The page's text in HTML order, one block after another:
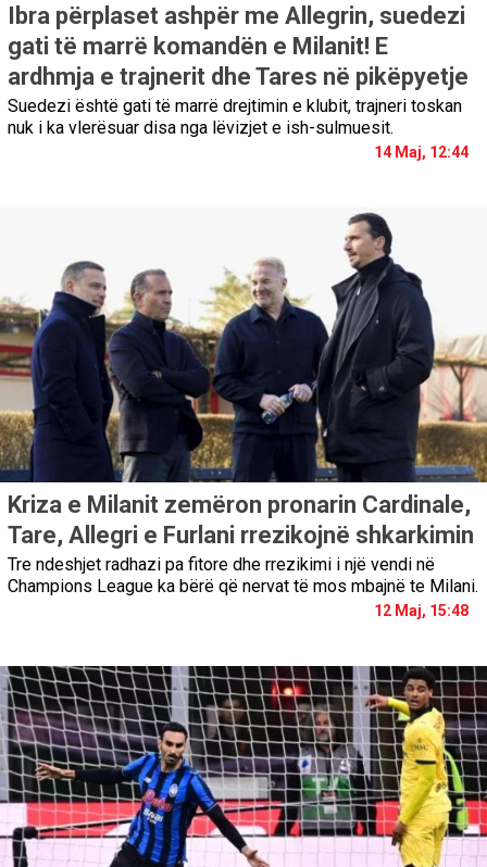
Ibra përplaset ashpër me Allegrin, suedezi
gati të marrë komandën e Milanit! E
ardhmja e trajnerit dhe Tares në pikëpyetje
Suedezi është gati të marrë drejtimin e klubit, trajneri toskan
nuk i ka vlerësuar disa nga lëvizjet e ish-sulmuesit.
14 Maj, 12:44
Kriza e Milanit zemëron pronarin Cardinale,
Tare, Allegri e Furlani rrezikojnë shkarkimin
Tre ndeshjet radhazi pa fitore dhe rrezikimi i një vendi në
Champions League ka bërë që nervat të mos mbajnë te Milani.
12 Maj, 15:48